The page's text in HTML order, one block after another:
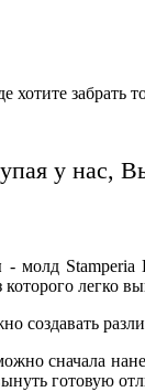
хотите забрать
у нас,
- молд Stamperia
легко
сначала
готовую